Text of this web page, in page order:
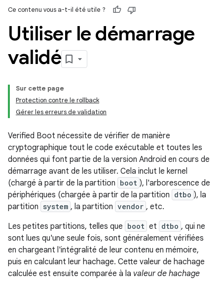
Ce contenu vous a-t-il été utile ?
Utiliser le démarrage
validé
Sur cette page
Protection contre le rollback
Gérer les erreurs de validation
Verified Boot nécessite de vérifier de manière
cryptographique tout le code exécutable et toutes les
données qui font partie de la version Android en cours de
démarrage avant de les utiliser. Cela inclut le kernel
(chargé à partir de la partition boot ), l'arborescence de
périphériques (chargée à partir de la partition dtbo ), la
partition system , la partition vendor , etc.
Les petites partitions, telles que boot et dtbo , qui ne
sont lues qu'une seule fois, sont généralement vérifiées
en chargeant l'intégralité de leur contenu en mémoire,
puis en calculant leur hachage. Cette valeur de hachage
calculée est ensuite comparée à la valeur de hachage